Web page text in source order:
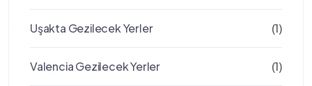
Uşakta Gezilecek Yerler (1)
Valencia Gezilecek Yerler (1)